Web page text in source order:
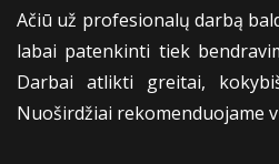
Ačiū už profesionalų darbą
labai patenkinti tiek
Darbai atlikti greitai,
Nuoširdžiai rekomenduojame